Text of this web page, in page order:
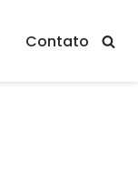
Contato